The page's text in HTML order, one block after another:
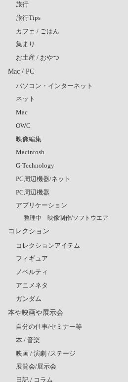
旅行
旅行Tips
カフェ / ごはん
集まり
お土産 / おやつ
Mac / PC
パソコン・インターネット
ネット
Mac
OWC
映像編集
Macintosh
G-Technology
PC周辺機器/ネット
PC周辺機器
アプリケーション
整理中 映像制作/ソフトウエア
コレクション
コレクションアイテム
フィギュア
ノベルティ
アニメネタ
ガンダム
本や映画や展示会
自分の仕事/セミナー等
本 / 音楽
映画 / 演劇 /ステージ
展覧会/展示会
日記 / コラム